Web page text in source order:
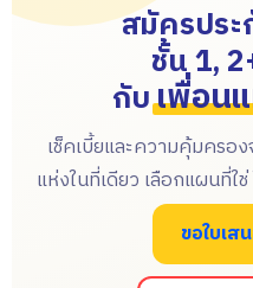
สมัครปร
ชั้น 1,
กับเพื่อน
เช็คเบี้ยและความคุ้มครอ
แห่งในที่เดียว เลือกแผนที่
ขอใบเส